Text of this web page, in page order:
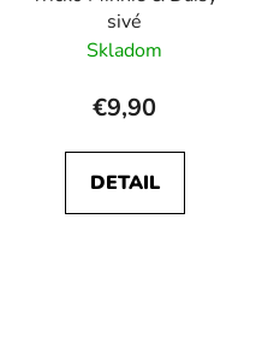
sivé
Skladom
€9,90
DETAIL